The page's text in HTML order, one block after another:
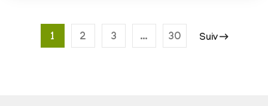
1 2 3 … 30 Suiv